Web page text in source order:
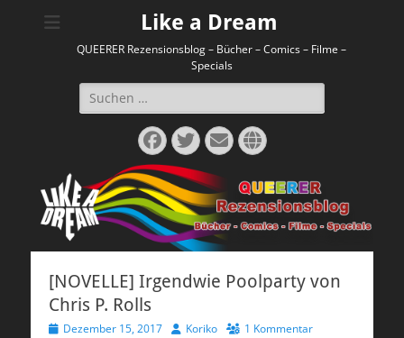
Like a Dream
QUEERER Rezensionsblog – Bücher – Comics – Filme –
Specials
Suchen
nach:
Facebook
Twitter
E-
Mail
Website
[NOVELLE] Irgendwie Poolparty von
Chris P. Rolls
Veröffentlicht
Dezember 15, 2017 AutorKoriko 1 Kommentar